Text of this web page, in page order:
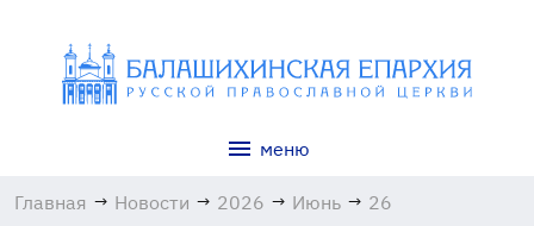
меню
Главная → Новости → 2026 → Июнь → 26